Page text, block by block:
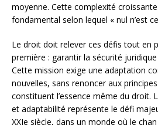
moyenne. Cette complexité
fondamental selon lequel « nul n’est
Le droit doit relever ces défis tout en
première : garantir la sécurité
Cette mission exige une adaptation
nouvelles, sans renoncer aux
constituent l’essence même du droit.
et adaptabilité représente le défi
XXIe siècle, dans un monde où le